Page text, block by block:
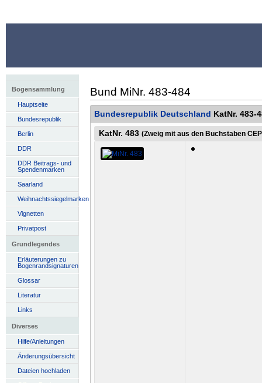
Bogensammlung
Hauptseite
Bundesrepublik
Berlin
DDR
DDR Beitrags- und
Spendenmarken
Saarland
Weihnachtssiegelmarken
Vignetten
Privatpost
Grundlegendes
Erläuterungen zu
Bogenrandsignaturen
Glossar
Literatur
Links
Diverses
Hilfe/Anleitungen
Änderungsübersicht
Dateien hochladen
Bund MiNr. 483-484
Bundesrepublik Deutschland KatNr. 483-
KatNr. 483 (Zweig mit aus den Buchstaben